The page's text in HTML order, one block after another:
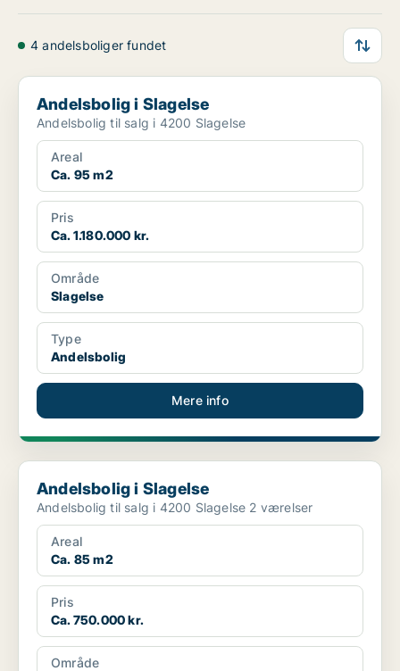
4 andelsboliger fundet
Andelsbolig i Slagelse
Andelsbolig i Slagelse
Andelsbolig til salg i 4200 Slagelse
Areal
Ca. 95 m2
Pris
Ca. 1.180.000 kr.
Område
Slagelse
Type
Andelsbolig
Mere info
Andelsbolig i Slagelse
Andelsbolig i Slagelse
Andelsbolig til salg i 4200 Slagelse 2 værelser
Areal
Ca. 85 m2
Pris
Ca. 750.000 kr.
Område